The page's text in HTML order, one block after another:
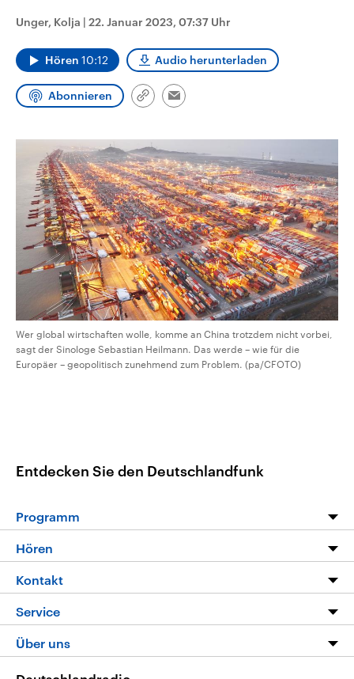
Sendungen Programm Podcasts
Audio-Archiv
Unger, Kolja | 22. Januar 2023, 07:37 Uhr
Hören 10:12 Audio herunterladen
Abonnieren
Link
Email
Wer global wirtschaften wolle, komme an China trotzdem nicht vorbei,
sagt der Sinologe Sebastian Heilmann. Das werde – wie für die
Europäer – geopolitisch zunehmend zum Problem. (pa/CFOTO)
Entdecken Sie den Deutschlandfunk
Programm
Programm
Die Nachrichten
Nachrichtenleicht
Neue Beiträge auf dlf.de
Hören
Livestream
Podcasts
Deutschlandfunk App
Kontakt
Hörerservice
Service
FAQ
Über uns